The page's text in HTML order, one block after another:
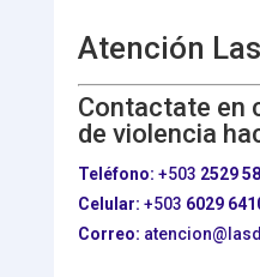
Atención
Contactate en
de violencia
Teléfono: +503 2529
Celular: +503 6029
Correo: